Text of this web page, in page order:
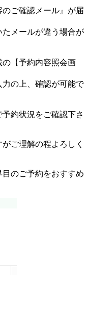
ご確認メール』が届
たメールが違う場合が
【予約内容照会画
の上、確認が可能で
約状況をご確認下さ
ご理解の程よろしく
のご予約をおすすめ